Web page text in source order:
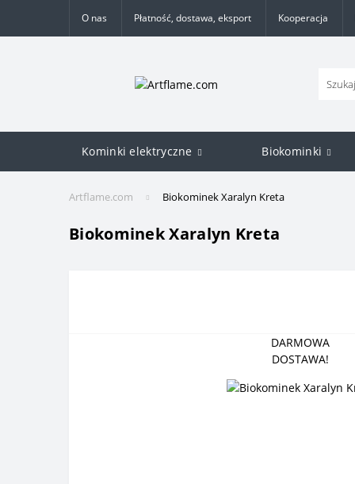
O nas Płatność, dostawa, eksport Kooperacja
Kominki elektryczne Biokominki
Artflame.com Biokominek Xaralyn Kreta
Biokominek Xaralyn Kreta
DARMOWA
DOSTAWA!